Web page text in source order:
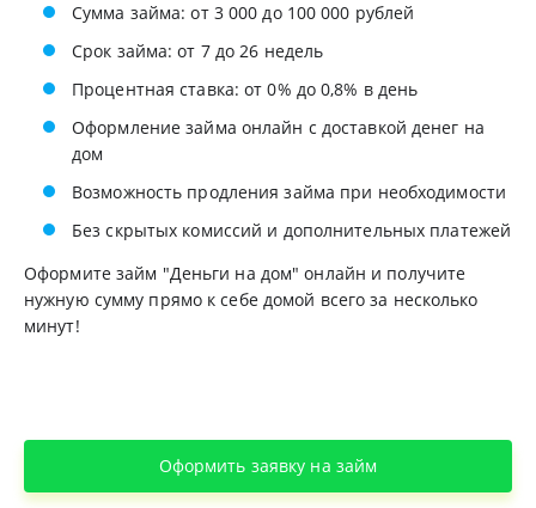
Сумма займа: от 3 000 до 100 000 рублей
Срок займа: от 7 до 26 недель
Процентная ставка: от 0% до 0,8% в день
Оформление займа онлайн с доставкой денег на
дом
Возможность продления займа при необходимости
Без скрытых комиссий и дополнительных платежей
Оформите займ "Деньги на дом" онлайн и получите
нужную сумму прямо к себе домой всего за несколько
минут!
Оформить заявку на займ